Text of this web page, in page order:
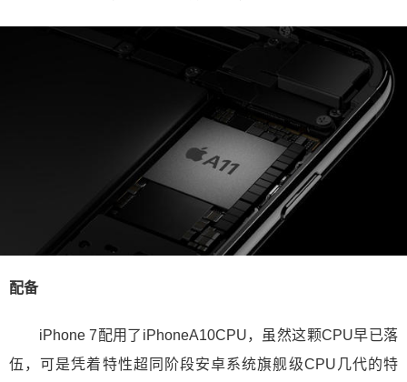
配备
iPhone 7配用了iPhoneA10CPU，虽然这颗CPU早已落
伍，可是凭着特性超同阶段安卓系统旗舰级CPU几代的特